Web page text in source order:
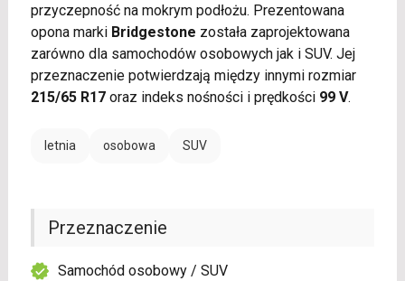
przyczepność na mokrym podłożu. Prezentowana
opona marki Bridgestone została zaprojektowana
zarówno dla samochodów osobowych jak i SUV. Jej
przeznaczenie potwierdzają między innymi rozmiar
215/65 R17oraz indeks nośności i prędkości 99 V.
letnia osobowa SUV
Przeznaczenie
Samochód osobowy / SUV